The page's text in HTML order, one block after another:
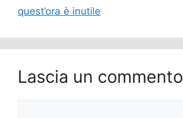
quest’ora è inutile
Lascia un commento